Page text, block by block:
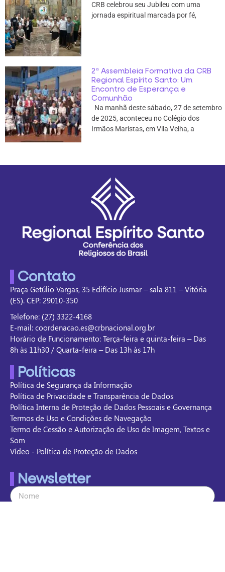
CRB celebrou seu Jubileu com uma
jornada espiritual marcada por fé,
2ª Assembleia Formativa da CRB
Regional Espírito Santo: Um
Encontro de Esperança e
Comunhão
Na manhã deste sábado, 27 de setembro
de 2025, aconteceu no Colégio dos
Irmãos Maristas, em Vila Velha, a
Contato
Praça Getúlio Vargas, 35 Edifício Jusmar – sala 811 – Vitória
(ES). CEP: 29010-350
Telefone: (27) 3322-4168
E-mail: coordenacao.es@crbnacional.org.br
Horário de Funcionamento: Terça-feira e quinta-feira – Das
8h às 11h30 / Quarta-feira – Das 13h às 17h
Políticas
Política de Segurança da Informação
Política de Privacidade e Transparência de Dados
Política Interna de Proteção de Dados Pessoais e Governança
Termos de Uso e Condições de Navegação
Termo de Cessão e Autorização de Uso de Imagem, Textos e
Som
Vídeo - Política de Proteção de Dados
Newsletter